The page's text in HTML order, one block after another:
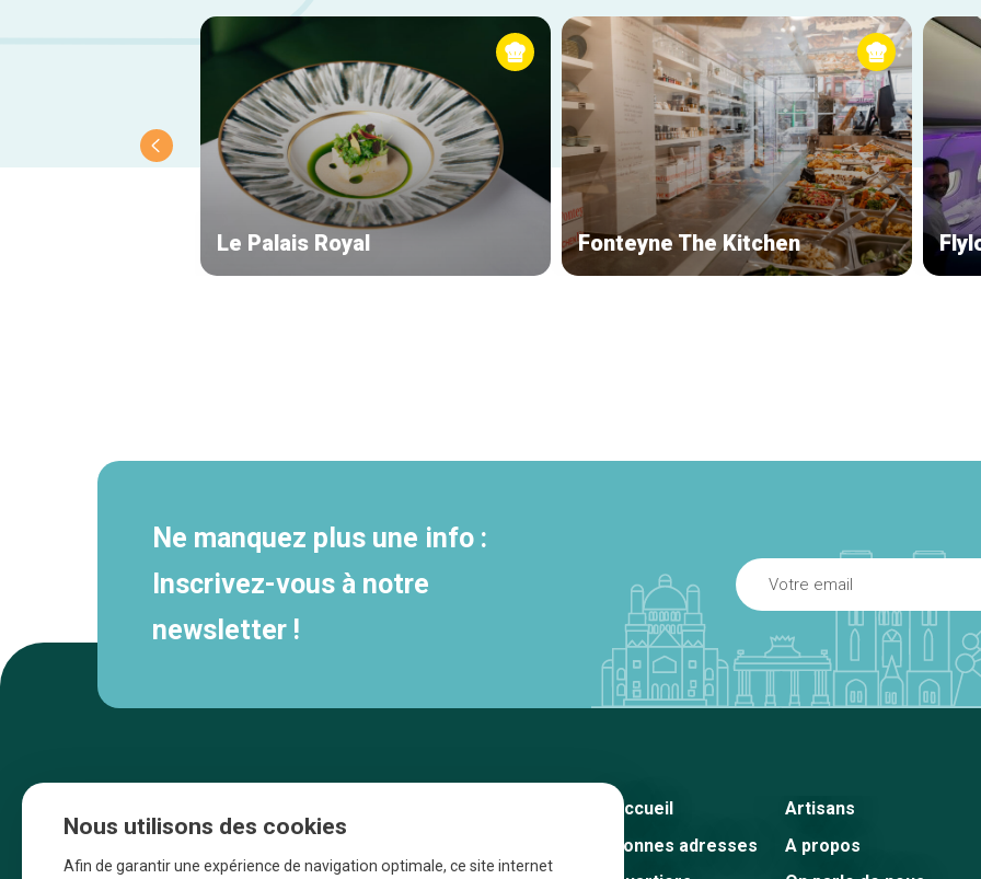
Le Palais Royal Fonteyne The Kitchen
Ne manquez plus une info :
Inscrivez-vous à notre
newsletter !
Accueil
Bonnes adresses
Artisans
A propos
Nous utilisons des cookies
Afin de garantir une expérience de navigation optimale, ce site internet